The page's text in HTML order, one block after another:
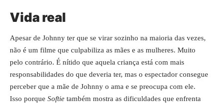
Vida real
Apesar de Johnny ter que se virar sozinho na maioria das vezes,
não é um filme que culpabiliza as mães e as mulheres. Muito
pelo contrário. É nítido que aquela criança está com mais
responsabilidades do que deveria ter, mas o espectador consegue
perceber que a mãe de Johnny o ama e se preocupa com ele.
Isso porque Softie também mostra as dificuldades que enfrenta